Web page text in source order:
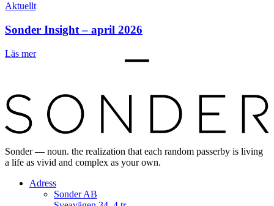
Aktuellt
Sonder Insight – april 2026
Läs mer
Sonder — noun. the realization that each random passerby is living
a life as vivid and complex as your own.
Adress
Sonder AB